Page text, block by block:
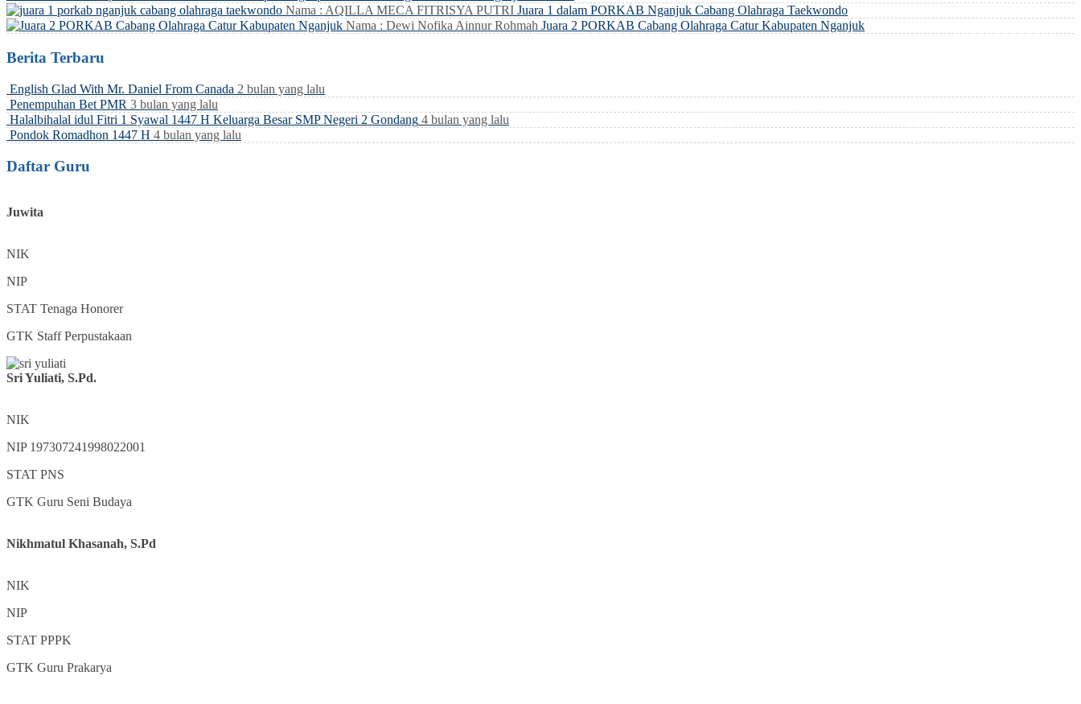
Nama : AQILLA MECA FITRISYA PUTRI Juara 1 dalam PORKAB Nganjuk Cabang Olahraga Taekwondo
Nama : Dewi Nofika Ainnur Rohmah Juara 2 PORKAB Cabang Olahraga Catur Kabupaten Nganjuk
Berita Terbaru
English Glad With Mr. Daniel From Canada 2 bulan yang lalu
Penempuhan Bet PMR 3 bulan yang lalu
Halalbihalal idul Fitri 1 Syawal 1447 H Keluarga Besar SMP Negeri 2 Gondang 4 bulan yang lalu
Pondok Romadhon 1447 H 4 bulan yang lalu
Daftar Guru
Juwita
NIK
NIP
STAT Tenaga Honorer
GTK Staff Perpustakaan
Sri Yuliati, S.Pd.
NIK
NIP 197307241998022001
STAT PNS
GTK Guru Seni Budaya
Nikhmatul Khasanah, S.Pd
NIK
NIP
STAT PPPK
GTK Guru Prakarya